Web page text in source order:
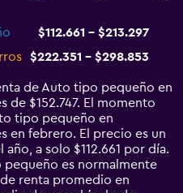
$112.661 - $213.297
$222.351 - $298.853
de Auto tipo pequeño en
de $152.747. El momento
tipo pequeño en
en febrero. El precio es un
a solo $112.661 por día.
es normalmente
renta promedio en